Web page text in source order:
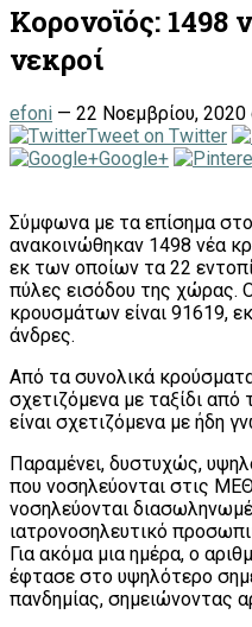
Κορονοϊός: 1498
νεκροί
efoni — 22 Νοεμβρίου, 2020
Tweet on Twitter
Google+
Σύμφωνα με τα επίσημα
ανακοινώθηκαν 1498 νέα
εκ των οποίων τα 22
πύλες εισόδου της χώρας.
κρουσμάτων είναι 91619,
άνδρες.
Από τα συνολικά
σχετιζόμενα με ταξίδι
είναι σχετιζόμενα με ήδη
Παραμένει, δυστυχώς,
που νοσηλεύονται στις
νοσηλεύονται
ιατρονοσηλευτικό
Για ακόμα μια ημέρα, ο
έφτασε στο υψηλότερο
πανδημίας, σημειώνοντας